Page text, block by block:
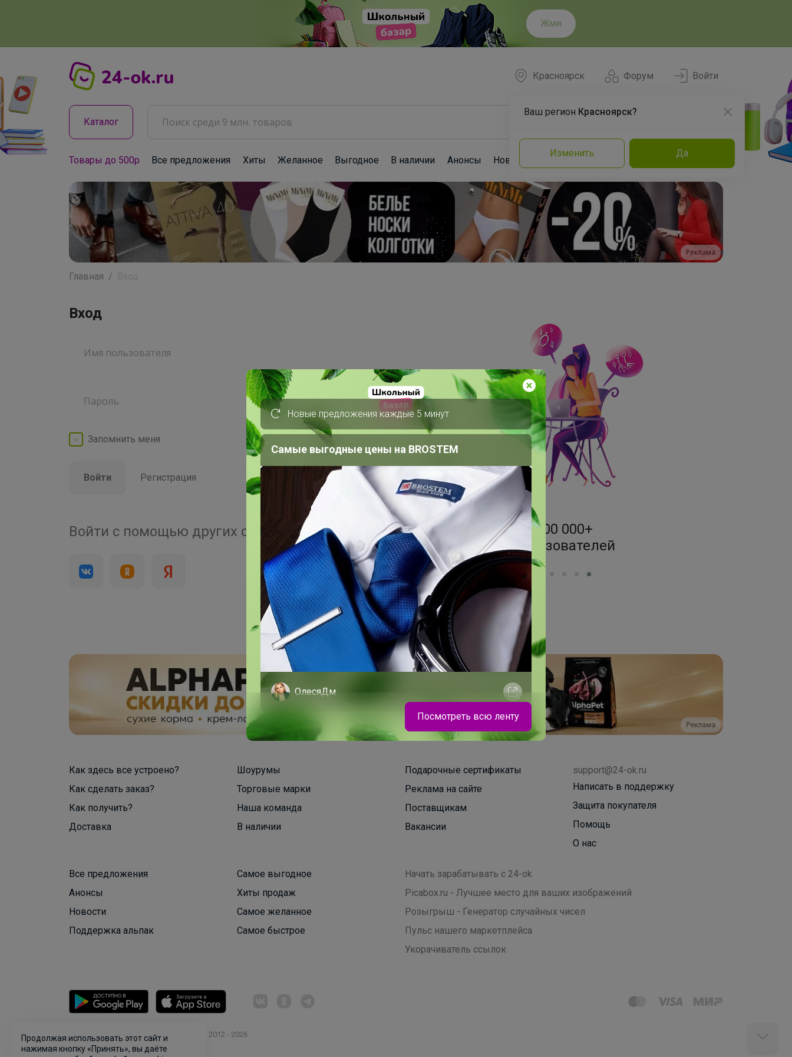
Жми
Форум
Красноярск
Ваш регион Красноярск?
Изменить Да
Войти
Каталог
Товары до 500р Все предложения Хиты Желанное Выгодное В наличии Анонсы Новости Команда Эксперты
Реклама
Главная
Вход
Запомнить меня Забыли пароль?
Войти Регистрация
Войти с помощью других сервисов
4 000+
организаторов
200 000+
пользователей
Реклама
Как здесь все устроено?
Как сделать заказ?
Как получить?
Доставка
Шоурумы
Торговые марки
Наша команда
В наличии
Подарочные сертификаты
Реклама на сайте
Поставщикам
Вакансии
support@24-ok.ru
Написать в поддержку
Защита покупателя
Помощь
О нас
Все предложения
Анонсы
Новости
Поддержка альпак
Самое выгодное
Хиты продаж
Самое желанное
Самое быстрое
Начать зарабатывать с 24-ok
Picabox.ru - Лучшее место для ваших изображений
Розыгрыш - Генератор случайных чисел
Пульс нашего маркетплейса
Укорачиватель ссылок
© ООО "Лявита", ОГРН 1122468054070, 2012 - 2026
Политика конфиденциальности
Новые предложения каждые 5 минут
Самые выгодные цены на BROSTEM
ОлесяДм
Школьная классика с современным дизайном —
уже в наличии
Посмотреть всю ленту
Продолжая использовать этот сайт и
нажимая кнопку «Принять», вы даёте